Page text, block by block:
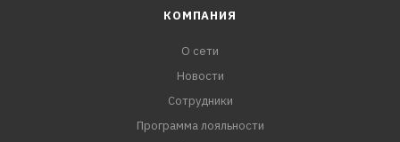
КОМПАНИЯ
О сети
Новости
Сотрудники
Программа лояльности